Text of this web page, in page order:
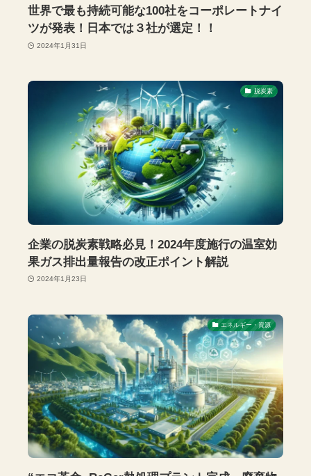
世界で最も持続可能な100社をコーポレートナイ
ツが発表！日本では３社が選定！！
2024年1月31日
脱炭素
企業の脱炭素戦略必見！2024年度施行の温室効
果ガス排出量報告の改正ポイント解説
2024年1月23日
エネルギー・資源